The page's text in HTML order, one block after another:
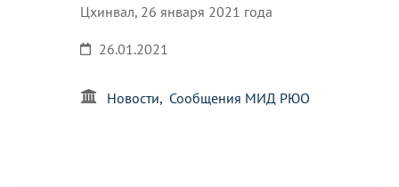
Цхинвал, 26 января 2021 года
26.01.2021
Новости Сообщения МИД РЮО